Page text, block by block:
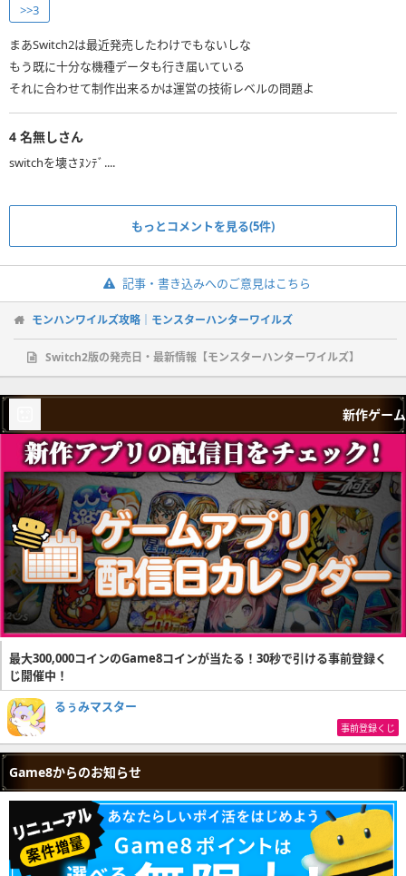
>>3
まあSwitch2は最近発売したわけでもないしな
もう既に十分な機種データも行き届いている
それに合わせて制作出来るかは運営の技術レベルの問題よ
4 名無しさん
switchを壊さﾇﾝﾃﾞ....
もっとコメントを見る(5件)
記事・書き込みへのご意見はこちら
モンハンワイルズ攻略｜モンスターハンターワイルズ
Switch2版の発売日・最新情報【モンスターハンターワイルズ】
新作ゲーム
最大300,000コインのGame8コインが当たる！30秒で引ける事前登録く
じ開催中！
るぅみマスター
事前登録くじ
Game8からのお知らせ